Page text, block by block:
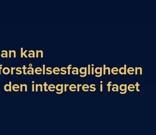
kan
integreres i faget